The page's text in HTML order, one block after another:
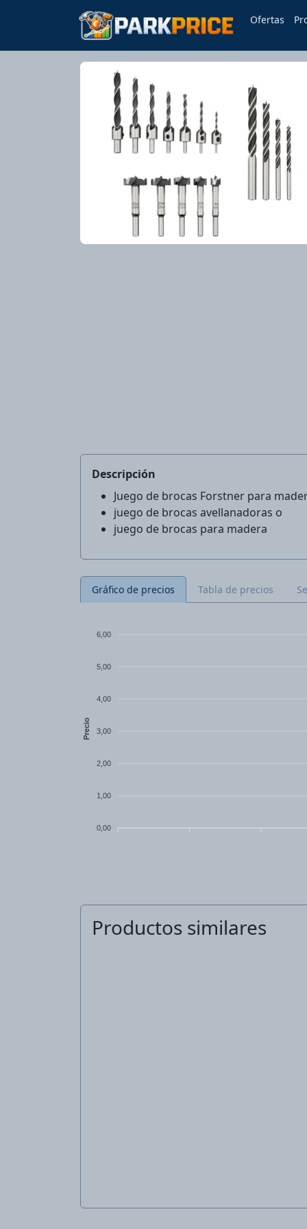
Ofertas
Descripción
Juego de brocas Forstner para
juego de brocas avellanadoras o
juego de brocas para madera
Gráfico de precios Tabla de precios
6,00
5,00
4,00
3,00
2,00
1,00
0,00
Precio
Productos similares